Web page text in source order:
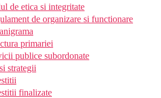
de etica si integritate
de organizare si functionare
primariei
publice subordonate
strategii
finalizate